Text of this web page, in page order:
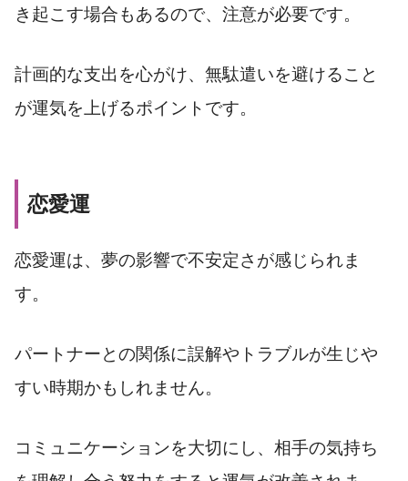
き起こす場合もあるので、注意が必要です。
計画的な支出を心がけ、無駄遣いを避けること
が運気を上げるポイントです。
恋愛運
恋愛運は、夢の影響で不安定さが感じられま
す。
パートナーとの関係に誤解やトラブルが生じや
すい時期かもしれません。
コミュニケーションを大切にし、相手の気持ち